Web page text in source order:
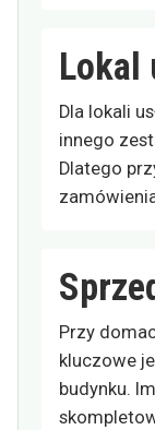
Lokal
Dla lokali
innego
Dlatego
Przy
kluczowe
budynku.